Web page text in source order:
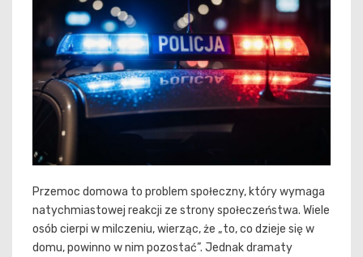
Przemoc domowa to problem społeczny, który wymaga
natychmiastowej reakcji ze strony społeczeństwa. Wiele
osób cierpi w milczeniu, wierząc, że „to, co dzieje się w
domu, powinno w nim pozostać”. Jednak dramaty